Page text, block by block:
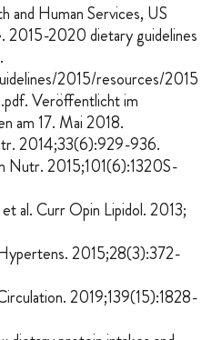
and Human Services, US
2015-2020 dietary guidelines
2015/resources/2015
Veröffentlicht im
am 17. Mai 2018.
2014;33(6):929-936.
Nutr. 2015;101(6):1320S-
al. Curr Opin Lipidol. 2013;
2015;28(3):372-
2019;139(15):1828-